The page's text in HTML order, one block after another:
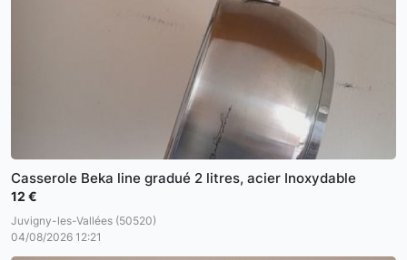
Casserole Beka line gradué 2 litres, acier Inoxydable
12 €
Juvigny-les-Vallées (50520)
04/08/2026 12:21